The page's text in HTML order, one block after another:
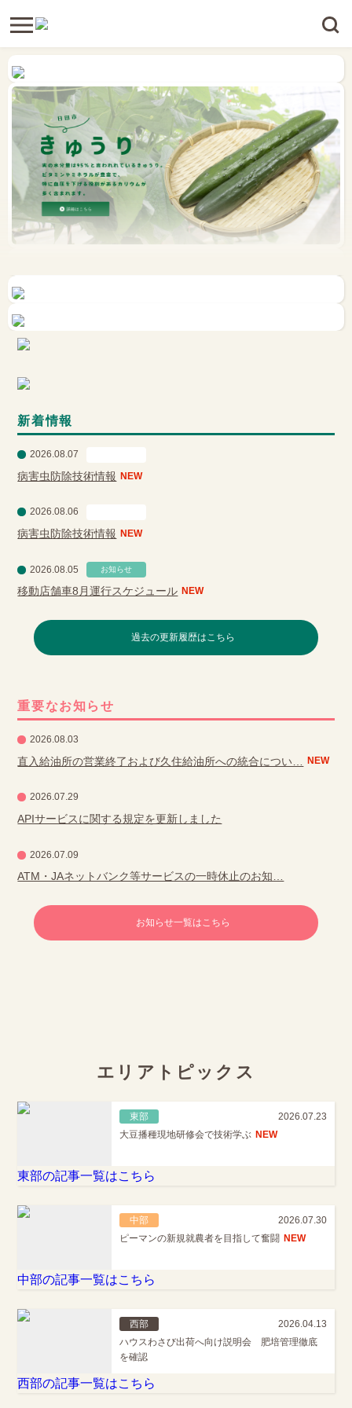
新着情報
2026.08.07
病害虫防除技術情報 NEW
2026.08.06
病害虫防除技術情報 NEW
2026.08.05 お知らせ
移動店舗車8月運行スケジュール NEW
過去の更新履歴はこちら
重要なお知らせ
2026.08.03
直入給油所の営業終了および久住給油所への統合につい… NEW
2026.07.29
APIサービスに関する規定を更新しました
2026.07.09
ATM・JAネットバンク等サービスの一時休止のお知…
お知らせ一覧はこちら
エリアトピックス
東部
2026.07.23
大豆播種現地研修会で技術学ぶ NEW
東部の記事一覧はこちら
中部
2026.07.30
ピーマンの新規就農者を目指して奮闘 NEW
中部の記事一覧はこちら
西部
2026.04.13
ハウスわさび出荷へ向け説明会 肥培管理徹底
を確認
西部の記事一覧はこちら